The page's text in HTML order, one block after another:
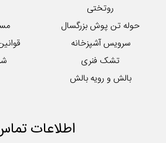
روتختی
حوله تن پوش بزرگسال
سرویس آشپزخانه
تشک فنری
بالش و رویه بالش
اطلاعات